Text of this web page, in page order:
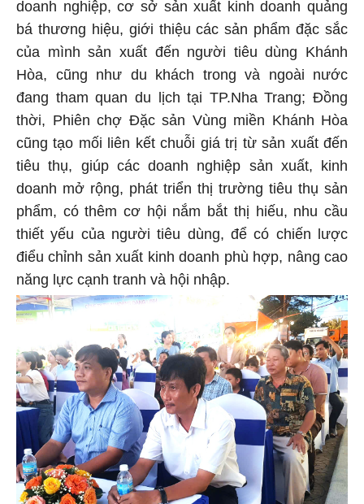
doanh nghiệp, cơ sở sản xuất kinh doanh quảng
bá thương hiệu, giới thiệu các sản phẩm đặc sắc
của mình sản xuất đến người tiêu dùng Khánh
Hòa, cũng như du khách trong và ngoài nước
đang tham quan du lịch tại TP.Nha Trang; Đồng
thời, Phiên chợ Đặc sản Vùng miền Khánh Hòa
cũng tạo mối liên kết chuỗi giá trị từ sản xuất đến
tiêu thụ, giúp các doanh nghiệp sản xuất, kinh
doanh mở rộng, phát triển thị trường tiêu thụ sản
phẩm, có thêm cơ hội nắm bắt thị hiếu, nhu cầu
thiết yếu của người tiêu dùng, để có chiến lược
điểu chỉnh sản xuất kinh doanh phù hợp, nâng cao
năng lực cạnh tranh và hội nhập.